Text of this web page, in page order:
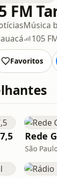
FM
Música
105
Favoritos
Rede
São